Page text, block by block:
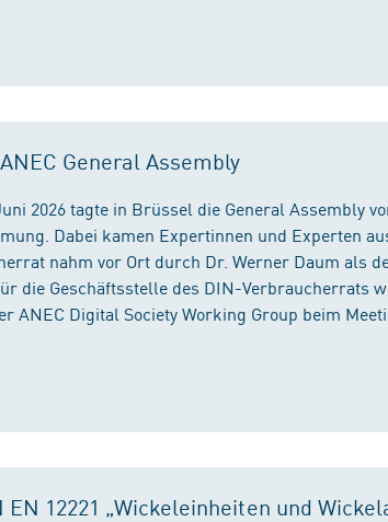
General Assembly
2026 tagte in Brüssel die General Assembly
Dabei kamen Expertinnen und Experten
nahm vor Ort durch Dr. Werner Daum als
die Geschäftsstelle des DIN-Verbraucherrats
ANEC Digital Society Working Group beim
12221 „Wickeleinheiten und